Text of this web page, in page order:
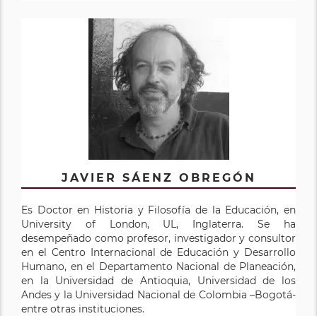
JAVIER SÁENZ OBREGÓN
Es Doctor en Historia y Filosofía de la Educación, en
University of London, UL, Inglaterra. Se ha
desempeñado como profesor, investigador y consultor
en el Centro Internacional de Educación y Desarrollo
Humano, en el Departamento Nacional de Planeación,
en la Universidad de Antioquia, Universidad de los
Andes y la Universidad Nacional de Colombia –Bogotá-
entre otras instituciones.